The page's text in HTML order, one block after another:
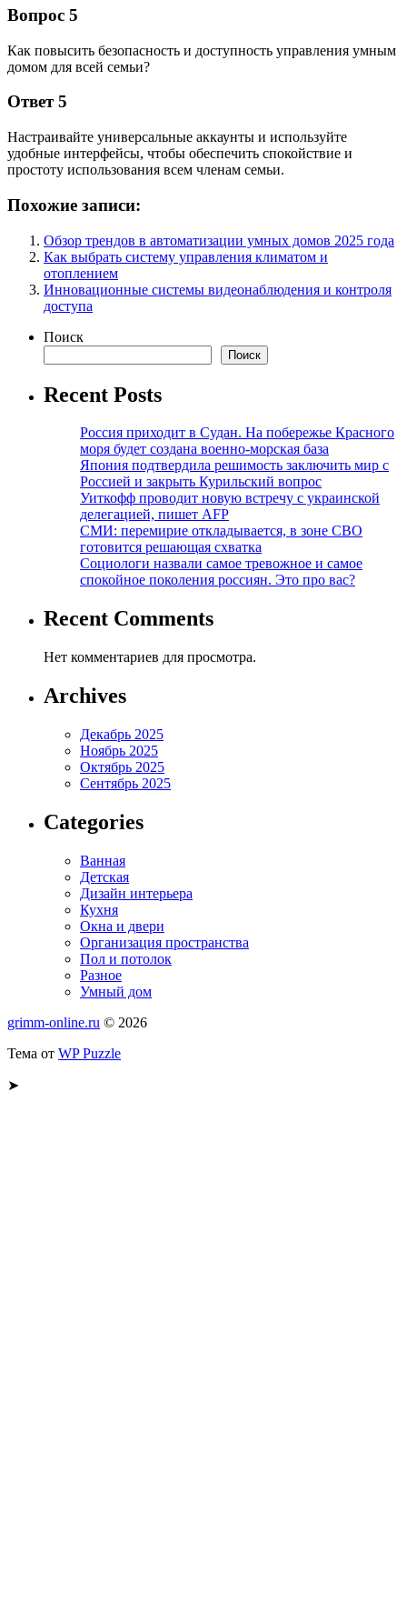
Вопрос 5
Как повысить безопасность и доступность управления умным
домом для всей семьи?
Ответ 5
Настраивайте универсальные аккаунты и используйте
удобные интерфейсы, чтобы обеспечить спокойствие и
простоту использования всем членам семьи.
Похожие записи:
Обзор трендов в автоматизации умных домов 2025 года
Как выбрать систему управления климатом и
отоплением
Инновационные системы видеонаблюдения и контроля
доступа
Поиск
Поиск
Recent Posts
Россия приходит в Судан. На побережье Красного
моря будет создана военно-морская база
Япония подтвердила решимость заключить мир с
Россией и закрыть Курильский вопрос
Уиткофф проводит новую встречу с украинской
делегацией, пишет AFP
СМИ: перемирие откладывается, в зоне СВО
готовится решающая схватка
Социологи назвали самое тревожное и самое
спокойное поколения россиян. Это про вас?
Recent Comments
Нет комментариев для просмотра.
Archives
Декабрь 2025
Ноябрь 2025
Октябрь 2025
Сентябрь 2025
Categories
Ванная
Детская
Дизайн интерьера
Кухня
Окна и двери
Организация пространства
Пол и потолок
Разное
Умный дом
grimm-online.ru © 2026
Тема от WP Puzzle
➤